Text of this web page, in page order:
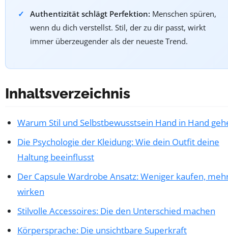
Authentizität schlägt Perfektion: Menschen spüren,
wenn du dich verstellst. Stil, der zu dir passt, wirkt
immer überzeugender als der neueste Trend.
Inhaltsverzeichnis
Warum Stil und Selbstbewusstsein Hand in Hand
Die Psychologie der Kleidung: Wie dein Outfit deine
Haltung beeinflusst
Der Capsule Wardrobe Ansatz: Weniger kaufen,
wirken
Stilvolle Accessoires: Die den Unterschied machen
Körpersprache: Die unsichtbare Superkraft